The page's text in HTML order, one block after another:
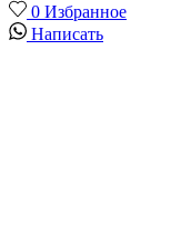
0 Избранное
Написать